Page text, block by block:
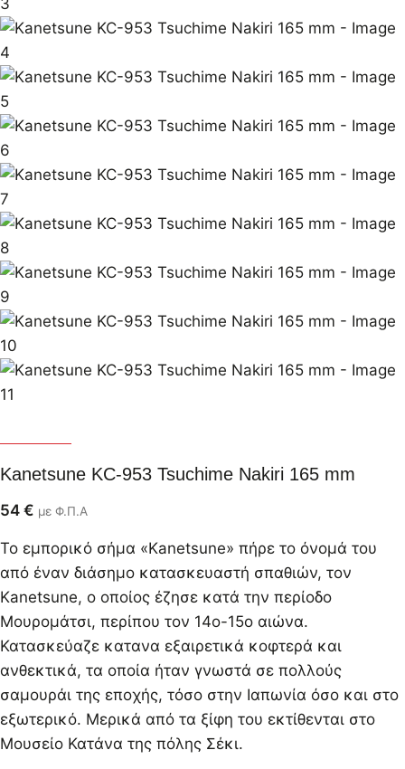
Kanetsune KC-953 Tsuchime Nakiri 165 mm
54 € με Φ.Π.Α
Το εμπορικό σήμα «Kanetsune» πήρε το όνομά του
από έναν διάσημο κατασκευαστή σπαθιών, τον
Kanetsune, ο οποίος έζησε κατά την περίοδο
Μουρομάτσι, περίπου τον 14ο-15ο αιώνα.
Κατασκεύαζε κατανα εξαιρετικά κοφτερά και
ανθεκτικά, τα οποία ήταν γνωστά σε πολλούς
σαμουράι της εποχής, τόσο στην Ιαπωνία όσο και στο
εξωτερικό. Μερικά από τα ξίφη του εκτίθενται στο
Μουσείο Κατάνα της πόλης Σέκι.